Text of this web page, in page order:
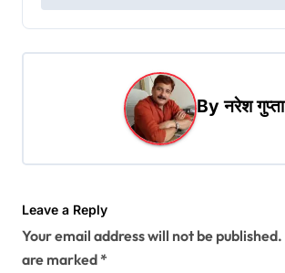
i
g
o
n
Byनरेश गुप्ता
Leave a Reply
Your email address will not be published.
are marked*